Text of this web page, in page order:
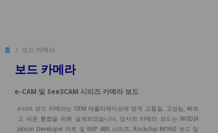
홈 보드 카메라
보드 카메라
e-CAM 및 See3CAM 시리즈 카메라 보드
e-con 보드 카메라는 OEM 애플리케이션에 맞게 고품질, 고성능, 빠르
고 쉬운 통합을 위해 설계되었습니다. 당사의 카메라 보드는 NVIDIA
Jetson Developer 키트 및 NXP iMX 시리즈, Rockchip RK960 보드 및